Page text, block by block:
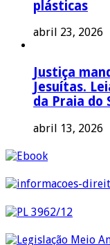
plásticas
abril 23, 2026
Justiça
Jesuítas.
da Praia do
abril 13, 2026